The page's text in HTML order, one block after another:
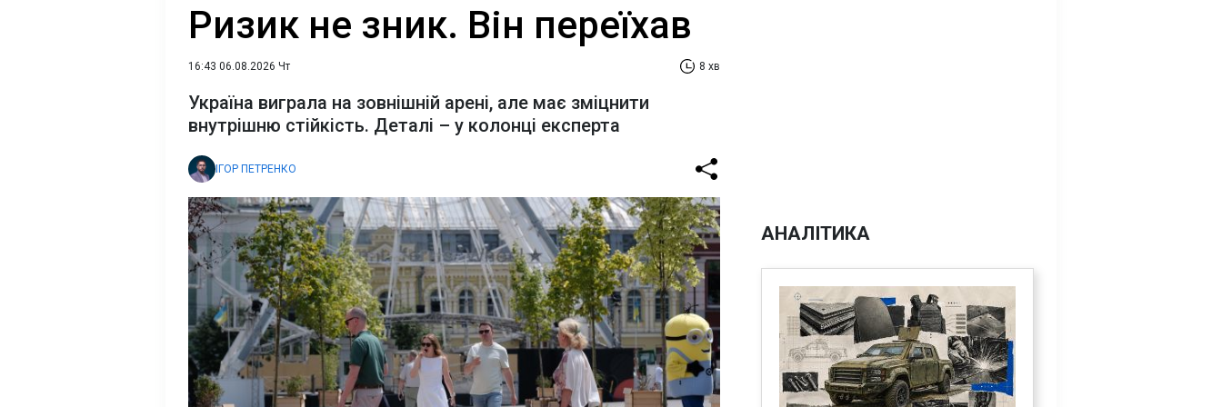
Ризик не зник. Він переїхав
16:43 06.08.2026 Чт 8 хв
Україна виграла на зовнішній арені, але має зміцнити
внутрішню стійкість. Деталі – у колонці експерта
ІГОР ПЕТРЕНКО
АНАЛІТИКА